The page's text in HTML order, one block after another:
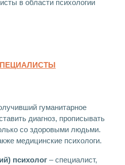
гуманитарное
диагноз, прописывать
со здоровыми людьми.
медицинские психологи.
психолог – специалист,